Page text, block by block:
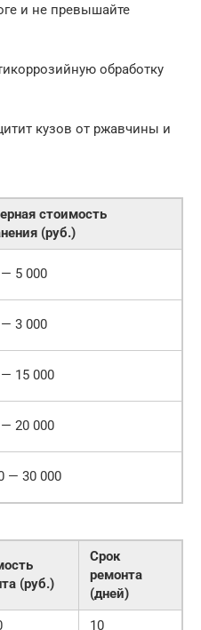
и не превышайте
обработку
кузов от ржавчины и
стоимость
(руб.)
5 000
3 000
15 000
20 000
— 30 000
(руб.)
Срок
ремонта
(дней)
10